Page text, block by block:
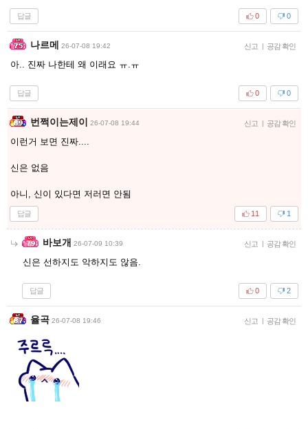
답글 0
0
나르메 26-07-08 19:42 신고 | 공감 확인
아.. 진짜 나한테 왜 이래요 ㅠ.ㅠ
답글 0
0
번쩍이는제이 26-07-08 19:44 신고 | 공감 확인
이런거 보면 진짜....
신은 없음
아니, 신이 있다면 저러면 안됨
답글 1
11
바보개 26-07-09 10:39 신고 | 공감 확인
신은 선하지도 악하지도 않음.
답글 2
0
율곡 26-07-08 19:46 신고 | 공감 확인